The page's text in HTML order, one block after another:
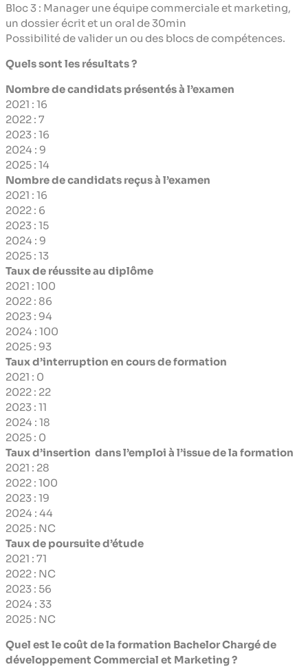
Bloc 3 : Manager une équipe commerciale et marketing,
un dossier écrit et un oral de 30min
Possibilité de valider un ou des blocs de compétences.
Quels sont les résultats ?
Nombre de candidats présentés à l’examen
2021 : 16
2022 : 7
2023 : 16
2024 : 9
2025 : 14
Nombre de candidats reçus à l’examen
2021 : 16
2022 : 6
2023 : 15
2024 : 9
2025 : 13
Taux de réussite au diplôme
2021 : 100
2022 : 86
2023 : 94
2024 : 100
2025 : 93
Taux d’interruption en cours de formation
2021 : 0
2022 : 22
2023 : 11
2024 : 18
2025 : 0
Taux d’insertion dans l’emploi à l’issue de la formation
2021 : 28
2022 : 100
2023 : 19
2024 : 44
2025 : NC
Taux de poursuite d’étude
2021 : 71
2022 : NC
2023 : 56
2024 : 33
2025 : NC
Quel est le coût de la formation Bachelor Chargé de
développement Commercial et Marketing ?